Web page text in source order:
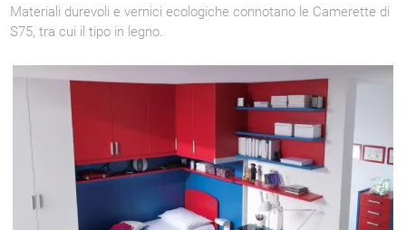
Materiali durevoli e vernici ecologiche connotano le Camerette di
S75, tra cui il tipo in legno.